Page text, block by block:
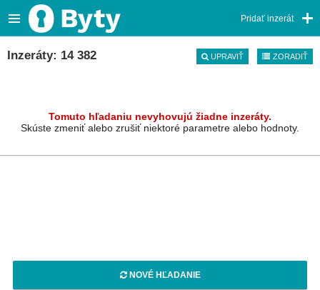
Pridať inzerát
Inzeráty: 14 382 UPRAVIŤ ZORADIŤ
Tomuto hľadaniu nevyhovujú žiadne inzeráty.
Skúste zmeniť alebo zrušiť niektoré parametre alebo hodnoty.
NOVÉ HĽADANIE